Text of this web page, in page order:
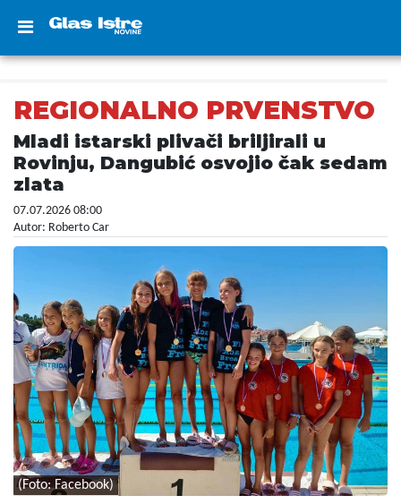
REGIONALNO PRVENSTVO
Mladi istarski plivači briljirali u
Rovinju, Dangubić osvojio čak sedam
zlata
07.07.2026 08:00
Autor: Roberto Car
(Foto: Facebook)